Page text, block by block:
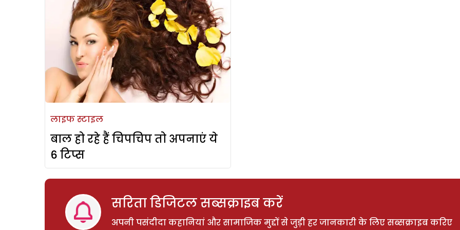
लाइफ स्टाइल
बाल हो रहे हैं चिपचिप तो अपनाएं ये
6 टिप्स
सरिता डिजिटल सब्सक्राइब करें
अपनी पसंदीदा कहानियां और सामाजिक मुद्दों से जुड़ी हर जानकारी के लिए सब्सक्राइब करिए